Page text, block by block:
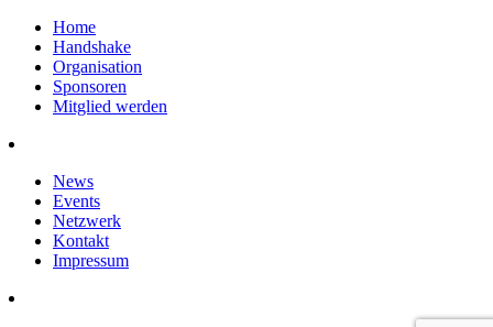
Home
Handshake
Organisation
Sponsoren
Mitglied werden
News
Events
Netzwerk
Kontakt
Impressum